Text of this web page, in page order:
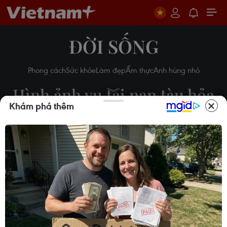
ĐỜI SỐNG
Phong cáchSức khỏeLàm đẹpẨm thựcAnh hùng nhỏ
Hình ảnh vụ tai nạn tàu hỏa
thương tâm tại Bangladesh
Vi Diệu
12/11/2019 22:56
Theo dõi VietnamPlus
Khám phá thêm